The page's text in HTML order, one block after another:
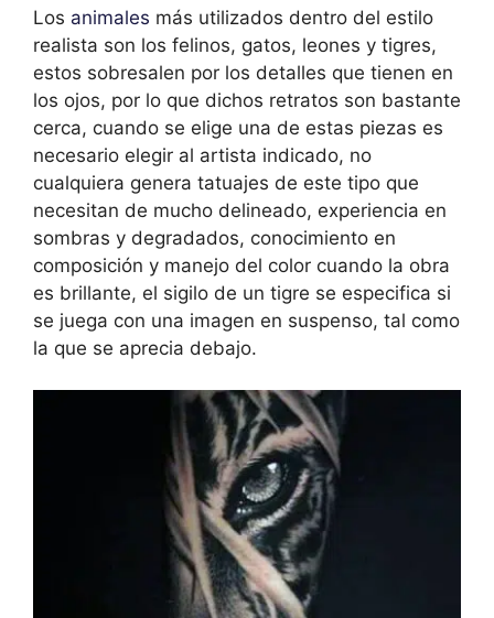
Los animales más utilizados dentro del estilo
realista son los felinos, gatos, leones y tigres,
estos sobresalen por los detalles que tienen en
los ojos, por lo que dichos retratos son bastante
cerca, cuando se elige una de estas piezas es
necesario elegir al artista indicado, no
cualquiera genera tatuajes de este tipo que
necesitan de mucho delineado, experiencia en
sombras y degradados, conocimiento en
composición y manejo del color cuando la obra
es brillante, el sigilo de un tigre se especifica si
se juega con una imagen en suspenso, tal como
la que se aprecia debajo.